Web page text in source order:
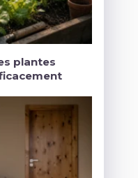
plantes